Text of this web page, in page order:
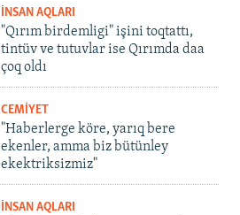
İNSAN AQLARI
"Qırım birdemligi" işini toqtattı,
tintüv ve tutuvlar ise Qırımda daa
çoq oldı
CEMİYET
"Haberlerge köre, yarıq bere
ekenler, amma biz bütünley
ekektriksizmiz"
İNSAN AQLARI